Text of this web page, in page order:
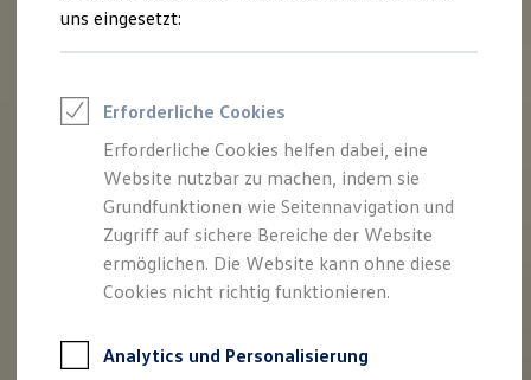
Rettungsdienste
ONE Business ID Vorteile
Fahrzeugsuche & Marktplatz
Digitaler Marktplatz
Kauf & Finanzierung
Online-Fahrzeugbewertung
Aktionen & Angebote
E-Auto-Förderung
Für Privatkunden
Für Gewerbekunden
Profi Paket
TopDeal
Zertifizierte Gebrauchtwagen
uns eingesetzt:
Erforderliche Cookies
Erforderliche Cookies helfen dabei, eine
Website nutzbar zu machen, indem sie
Grundfunktionen wie Seitennavigation und
Zugriff auf sichere Bereiche der Website
ermöglichen. Die Website kann ohne diese
Cookies nicht richtig funktionieren.
Analytics und Personalisierung